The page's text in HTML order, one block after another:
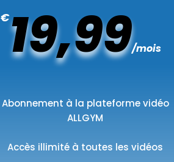
€19,99/mois
Abonnement à la plateforme vidéo
ALLGYM
Accès illimité à toutes les vidéos